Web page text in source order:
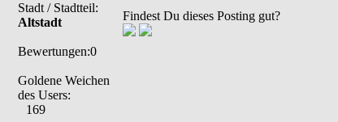
Stadt / Stadtteil:
Altstadt
Bewertungen:0
Goldene Weichen
des Users:
169
Findest Du dieses Posting gut?